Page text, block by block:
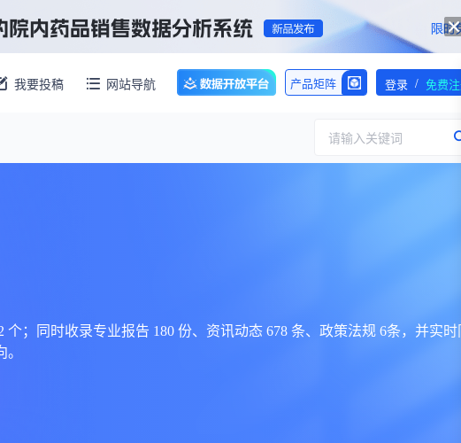
我要投稿 网站导航 产品矩阵 登录 / 免费
组织与执行 交易并购
人事变动
请输入关键词
；同时收录专业报告 180 份、资讯动态 678 条、政策法规 6条，并实时